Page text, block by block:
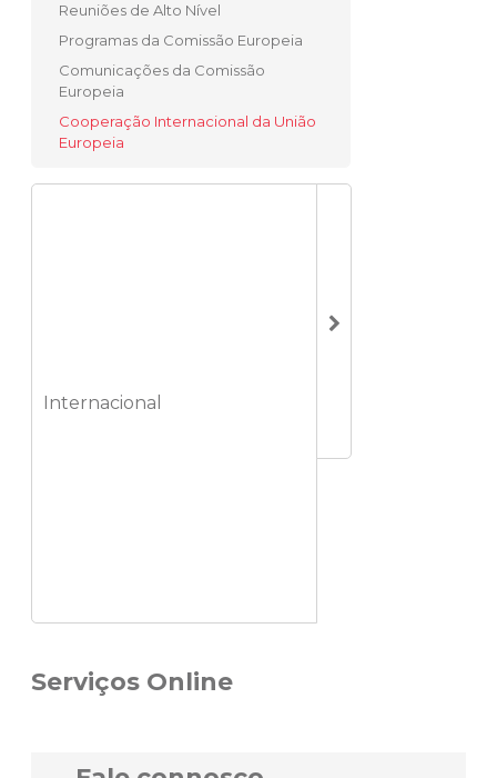
Reuniões de Alto Nível
Programas da Comissão Europeia
Comunicações da Comissão
Europeia
Cooperação Internacional da União
Europeia
Internacional
Serviços Online